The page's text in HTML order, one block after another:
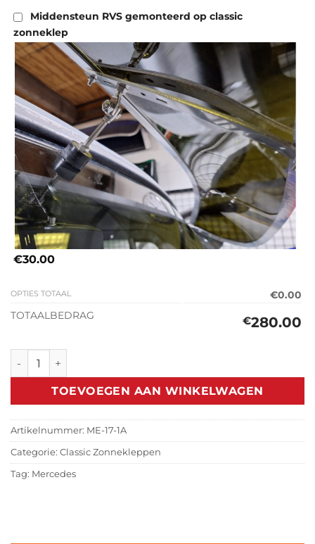
Middensteun RVS gemonteerd op classic
zonneklep
€30.00
OPTIES TOTAAL
€0.00
TOTAALBEDRAG
€280.00
Classic Zonneklep Mercedes 300 Serie W123 (1975-1986)
TOEVOEGEN AAN WINKELWAGEN
Artikelnummer: ME-17-1A
Categorie: Classic Zonnekleppen
Tag: Mercedes